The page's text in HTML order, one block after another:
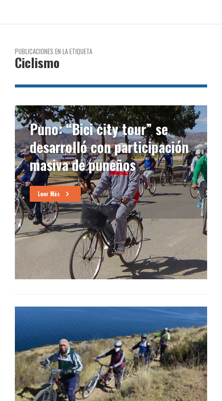
PUBLICACIONES EN LA ETIQUETA
Ciclismo
Puno: “Bici city tour” se
desarrolló con participación
masiva de puneños
Leer Más